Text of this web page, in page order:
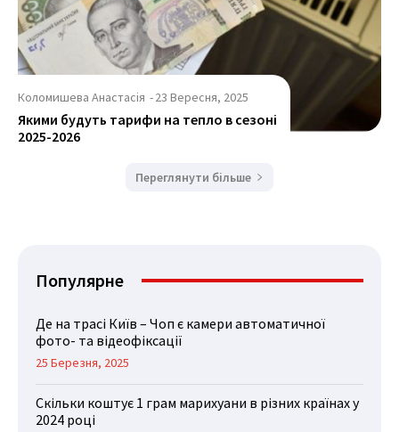
Коломишева Анастасія -23 Вересня, 2025
Якими будуть тарифи на тепло в сезоні
2025-2026
Переглянути більше
Популярне
Де на трасі Київ – Чоп є камери автоматичної
фото- та відеофіксації
25 Березня, 2025
Скільки коштує 1 грам марихуани в різних країнах у
2024 році